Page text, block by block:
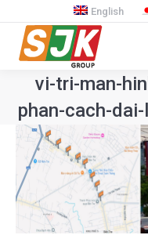
English
vi-tri-man-
phan-cach-